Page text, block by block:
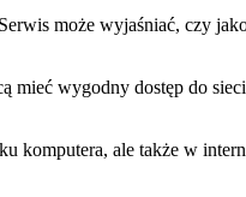
może wyjaśniać, czy
mieć wygodny dostęp do
komputera, ale także w